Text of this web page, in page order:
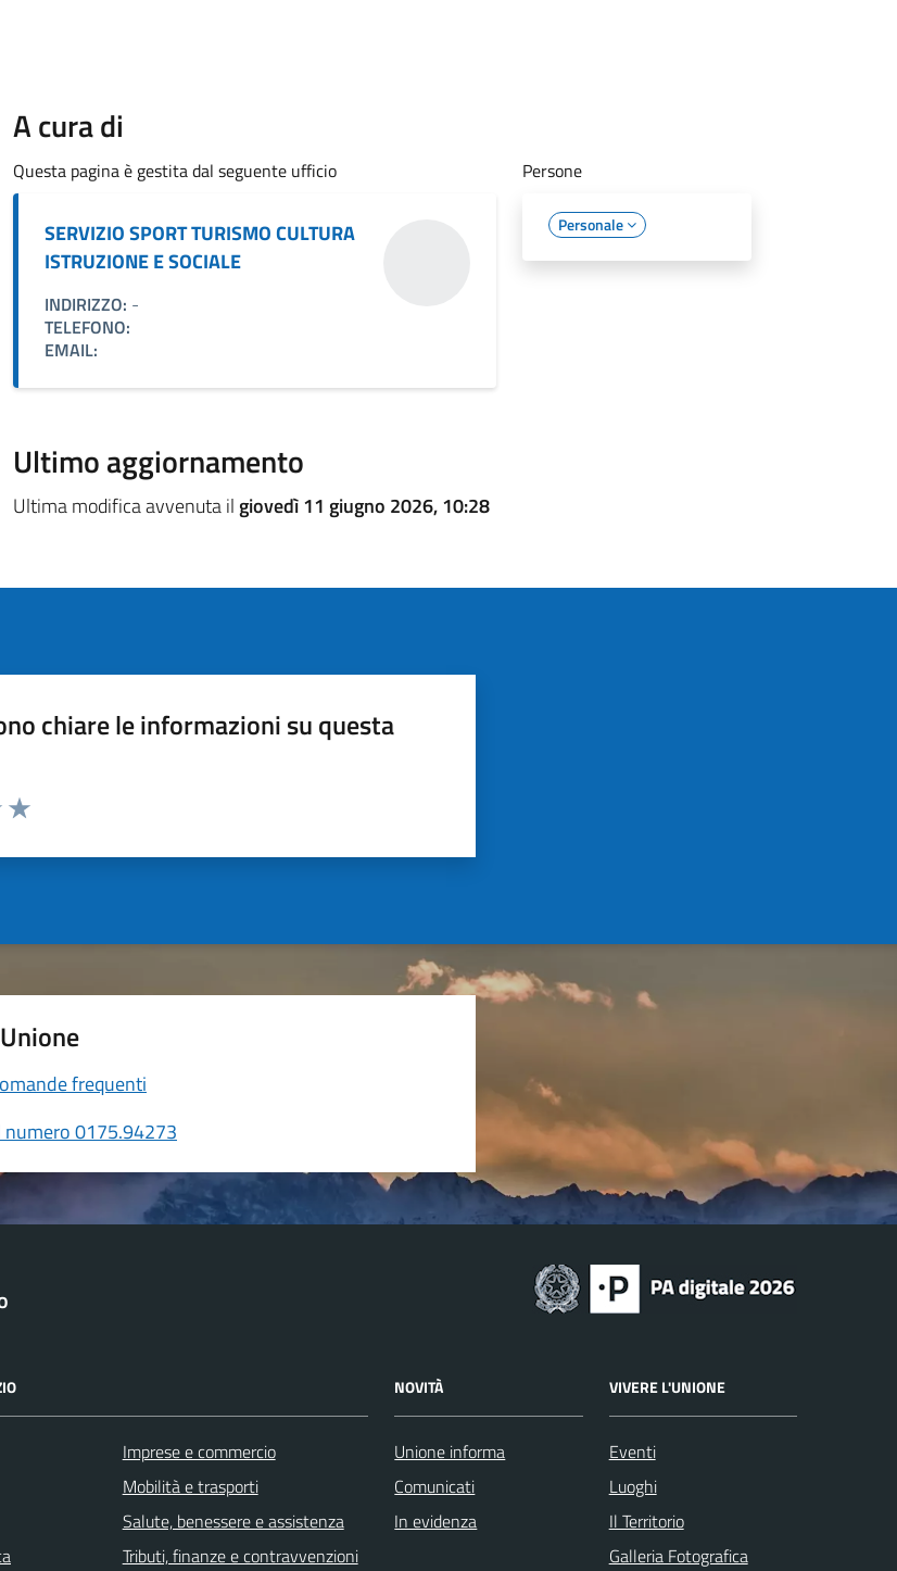
A cura di
Questa pagina è gestita dal seguente ufficio
SERVIZIO SPORT TURISMO CULTURA
ISTRUZIONE E SOCIALE
INDIRIZZO: -
TELEFONO:
EMAIL:
Persone
Personale
Ultimo aggiornamento
Ultima modifica avvenuta il giovedì 11 giugno 2026, 10:28
chiare le informazioni su questa
la pagina
frequenti
numero 0175.94273
Imprese e commercio
Mobilità e trasporti
Salute, benessere e assistenza
Tributi, finanze e contravvenzioni
NOVITÀ
Unione informa
Comunicati
In evidenza
VIVERE L'UNIONE
Eventi
Luoghi
Il Territorio
Galleria Fotografica